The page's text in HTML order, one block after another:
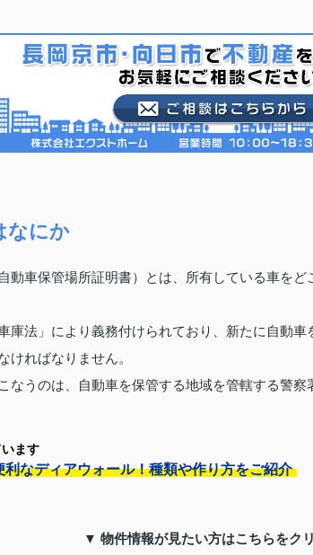
なにか
動車保管場所証明書）とは、所有している車を
庫法」により義務付けられており、新たに自動
ければなりません。
なうのは、自動車を保管する地域を管轄する警
ます
なディアウォール！種類や作り方をご紹介
▼ 物件情報が見たい方はこちらをク